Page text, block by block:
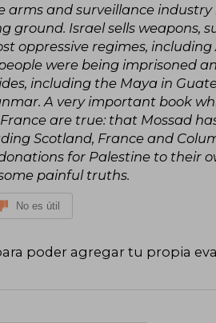
and surveillance industry
ground. Israel sells weapons,
oppressive regimes,
were being imprisoned
including the Maya in
A very important book
are true: that Mossad
Scotland, France and
for Palestine to their
painful truths.
No es útil
poder agregar tu propia